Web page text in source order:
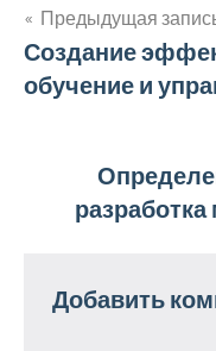
Навигация
по
Предыдущая
Создание
обучение и
разработка
Добавить